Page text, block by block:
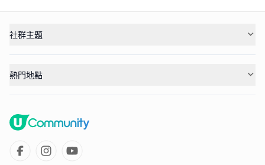
社群主題
熱門地點